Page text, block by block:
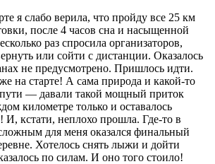
я слабо верила, что пройду все 25 км
после 4 часов сна и насыщенной
раз спросила организаторов,
или сойти с дистанции. Оказалось
не предусмотрено. Пришлось идти.
на старте! А сама природа и какой-то
— давали такой мощный приток
километре только и оставалось
И, кстати, неплохо прошла. Где-то в
для меня оказался финальный
Хотелось снять лыжи и дойти
по силам. И оно того стоило!